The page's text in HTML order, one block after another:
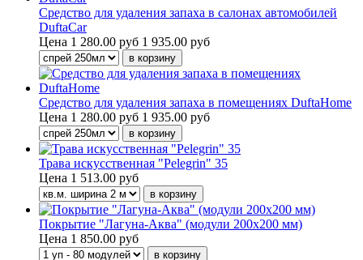
Средство для удаления запаха в салонах автомобилей
DuftaCar
Цена 1 280.00 руб 1 935.00 руб
Средство для удаления запаха в помещениях DuftaHome
Цена 1 280.00 руб 1 935.00 руб
Трава искусственная "Pelegrin" 35
Цена 1 513.00 руб
Покрытие "Лагуна-Аква" (модули 200х200 мм)
Цена 1 850.00 руб